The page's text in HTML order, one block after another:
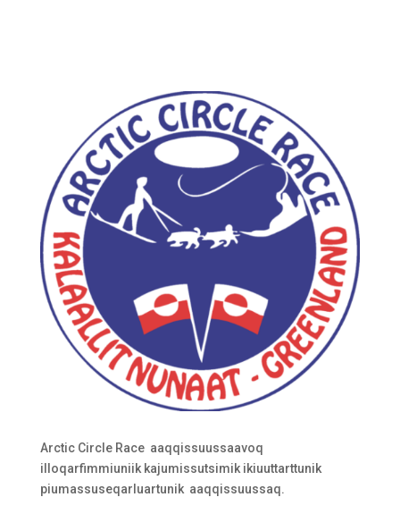
Arctic Circle Race aaqqissuussaavoq
illoqarfimmiuniik kajumissutsimik ikiuuttarttunik
piumassuseqarluartunik aaqqissuussaq.